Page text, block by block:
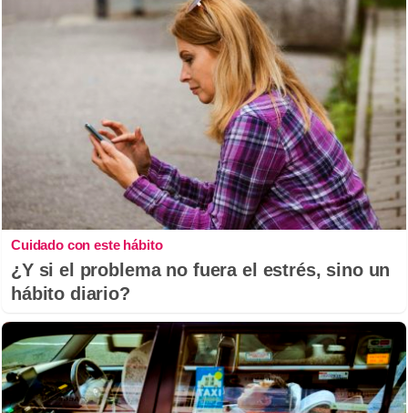
Cuidado con este hábito
¿Y si el problema no fuera el estrés, sino un
hábito diario?